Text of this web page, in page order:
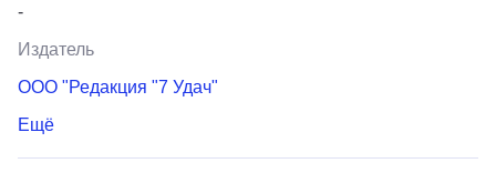
-
Издатель
ООО "Редакция "7 Удач"
Ещё